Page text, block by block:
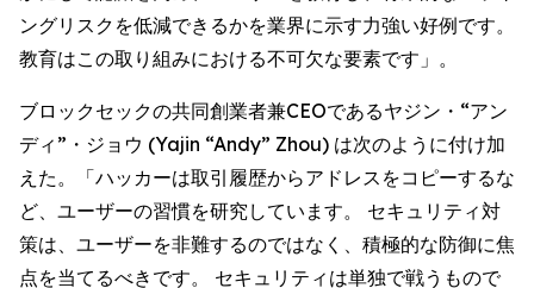
ングリスクを低減できるかを業界に示す力強い好例です。
教育はこの取り組みにおける不可欠な要素です」。
ブロックセックの共同創業者兼CEOであるヤジン・“アン
ディ”・ジョウ (Yajin “Andy” Zhou) は次のように付け加
えた。「ハッカーは取引履歴からアドレスをコピーするな
ど、ユーザーの習慣を研究しています。 セキュリティ対
策は、ユーザーを非難するのではなく、積極的な防御に焦
点を当てるべきです。 セキュリティは単独で戦うもので